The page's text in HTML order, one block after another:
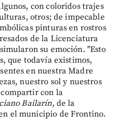
con coloridos trajes
otros; de impecable
pinturas en rostros
de la Licenciatura
su emoción. "Esto
que todavía existimos,
en nuestra Madre
nuestro sol y nuestros
con la
Bailarín, de la
el municipio de Frontino.